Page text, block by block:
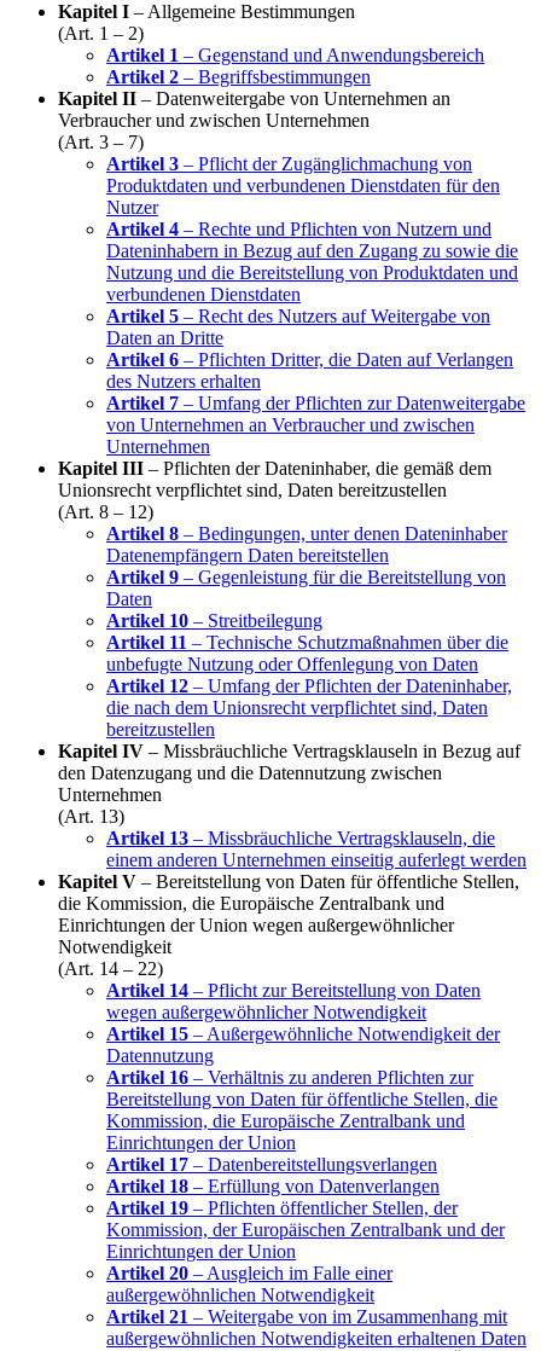
Kapitel I – Allgemeine Bestimmungen
(Art. 1 – 2)
Artikel 1 – Gegenstand und Anwendungsbereich
Artikel 2 – Begriffsbestimmungen
Kapitel II – Datenweitergabe von Unternehmen an
Verbraucher und zwischen Unternehmen
(Art. 3 – 7)
Artikel 3 – Pflicht der Zugänglichmachung von
Produktdaten und verbundenen Dienstdaten für den
Nutzer
Artikel 4 – Rechte und Pflichten von Nutzern und
Dateninhabern in Bezug auf den Zugang zu sowie die
Nutzung und die Bereitstellung von Produktdaten und
verbundenen Dienstdaten
Artikel 5 – Recht des Nutzers auf Weitergabe von
Daten an Dritte
Artikel 6 – Pflichten Dritter, die Daten auf Verlangen
des Nutzers erhalten
Artikel 7 – Umfang der Pflichten zur Datenweitergabe
von Unternehmen an Verbraucher und zwischen
Unternehmen
Kapitel III – Pflichten der Dateninhaber, die gemäß dem
Unionsrecht verpflichtet sind, Daten bereitzustellen
(Art. 8 – 12)
Artikel 8 – Bedingungen, unter denen Dateninhaber
Datenempfängern Daten bereitstellen
Artikel 9 – Gegenleistung für die Bereitstellung von
Daten
Artikel 10 – Streitbeilegung
Artikel 11 – Technische Schutzmaßnahmen über die
unbefugte Nutzung oder Offenlegung von Daten
Artikel 12 – Umfang der Pflichten der Dateninhaber,
die nach dem Unionsrecht verpflichtet sind, Daten
bereitzustellen
Kapitel IV – Missbräuchliche Vertragsklauseln in Bezug auf
den Datenzugang und die Datennutzung zwischen
Unternehmen
(Art. 13)
Artikel 13 – Missbräuchliche Vertragsklauseln, die
einem anderen Unternehmen einseitig auferlegt werden
Kapitel V – Bereitstellung von Daten für öffentliche Stellen,
die Kommission, die Europäische Zentralbank und
Einrichtungen der Union wegen außergewöhnlicher
Notwendigkeit
(Art. 14 – 22)
Artikel 14 – Pflicht zur Bereitstellung von Daten
wegen außergewöhnlicher Notwendigkeit
Artikel 15 – Außergewöhnliche Notwendigkeit der
Datennutzung
Artikel 16 – Verhältnis zu anderen Pflichten zur
Bereitstellung von Daten für öffentliche Stellen, die
Kommission, die Europäische Zentralbank und
Einrichtungen der Union
Artikel 17 – Datenbereitstellungsverlangen
Artikel 18 – Erfüllung von Datenverlangen
Artikel 19 – Pflichten öffentlicher Stellen, der
Kommission, der Europäischen Zentralbank und der
Einrichtungen der Union
Artikel 20 – Ausgleich im Falle einer
außergewöhnlichen Notwendigkeit
Artikel 21 – Weitergabe von im Zusammenhang mit
außergewöhnlichen Notwendigkeiten erhaltenen Daten